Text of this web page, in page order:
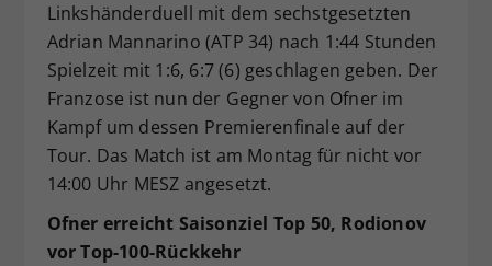
Linkshänderduell mit dem sechstgesetzten
Adrian Mannarino (ATP 34) nach 1:44 Stunden
Spielzeit mit 1:6, 6:7 (6) geschlagen geben. Der
Franzose ist nun der Gegner von Ofner im
Kampf um dessen Premierenfinale auf der
Tour. Das Match ist am Montag für nicht vor
14:00 Uhr MESZ angesetzt.
Ofner erreicht Saisonziel Top 50, Rodionov
vor Top-100-Rückkehr